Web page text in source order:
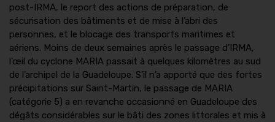
post-IRMA, le report des actions de préparation, de
sécurisation des bâtiments et de mise à l’abri des
personnes, et le blocage des transports maritimes et
aériens. Moins de deux semaines après le passage d’IRMA,
l’œil du cyclone MARIA passait à quelques kilomètres au sud
de l’archipel de la Guadeloupe. S’il n’a apporté que des fortes
précipitations sur Saint-Martin, le passage de MARIA
(catégorie 5) a en revanche occasionné en Guadeloupe des
dégâts considérables sur le bâti des zones littorales et mis à